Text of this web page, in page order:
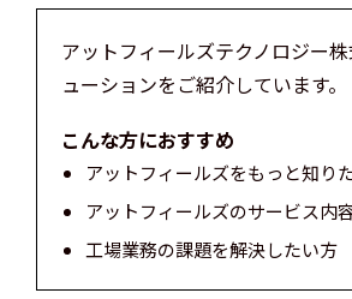
アットフィールズテクノロジー
ューションをご紹介しています。
こんな方におすすめ
アットフィールズをもっと知り
アットフィールズのサービス内
工場業務の課題を解決したい方